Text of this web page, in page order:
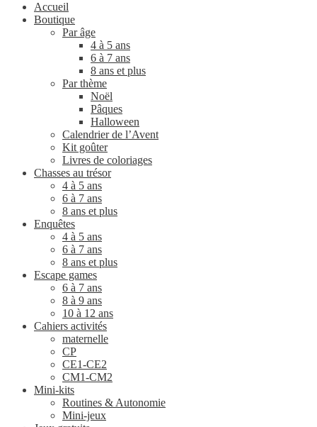
Accueil
Boutique
Par âge
4 à 5 ans
6 à 7 ans
8 ans et plus
Par thème
Noël
Pâques
Halloween
Calendrier de l’Avent
Kit goûter
Livres de coloriages
Chasses au trésor
4 à 5 ans
6 à 7 ans
8 ans et plus
Enquêtes
4 à 5 ans
6 à 7 ans
8 ans et plus
Escape games
6 à 7 ans
8 à 9 ans
10 à 12 ans
Cahiers activités
maternelle
CP
CE1-CE2
CM1-CM2
Mini-kits
Routines & Autonomie
Mini-jeux